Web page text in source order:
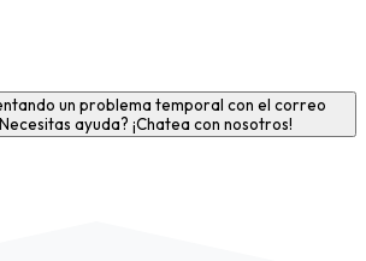
un problema temporal con el correo
ayuda? ¡Chatea con nosotros!